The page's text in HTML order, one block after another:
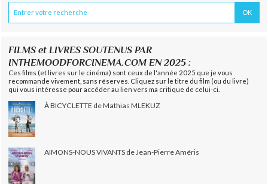
FILMS et LIVRES SOUTENUS PAR
INTHEMOODFORCINEMA.COM EN 2025 :
Ces films (et livres sur le cinéma) sont ceux de l'année 2025 que je vous
recommande vivement, sans réserves. Cliquez sur le titre du film (ou du livre)
qui vous intéresse pour accéder au lien vers ma critique de celui-ci.
À BICYCLETTE de Mathias MLEKUZ
AIMONS-NOUS VIVANTS de Jean-Pierre Améris